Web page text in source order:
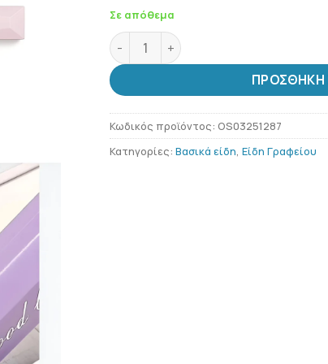
Σε απόθεμα
Ταινίες Διπλής Όψης Dot Roller
ΠΡΟΣΘΉΚΗ
Κωδικός προϊόντος: OS03251287
Κατηγορίες: Βασικά είδη, Είδη Γραφείου